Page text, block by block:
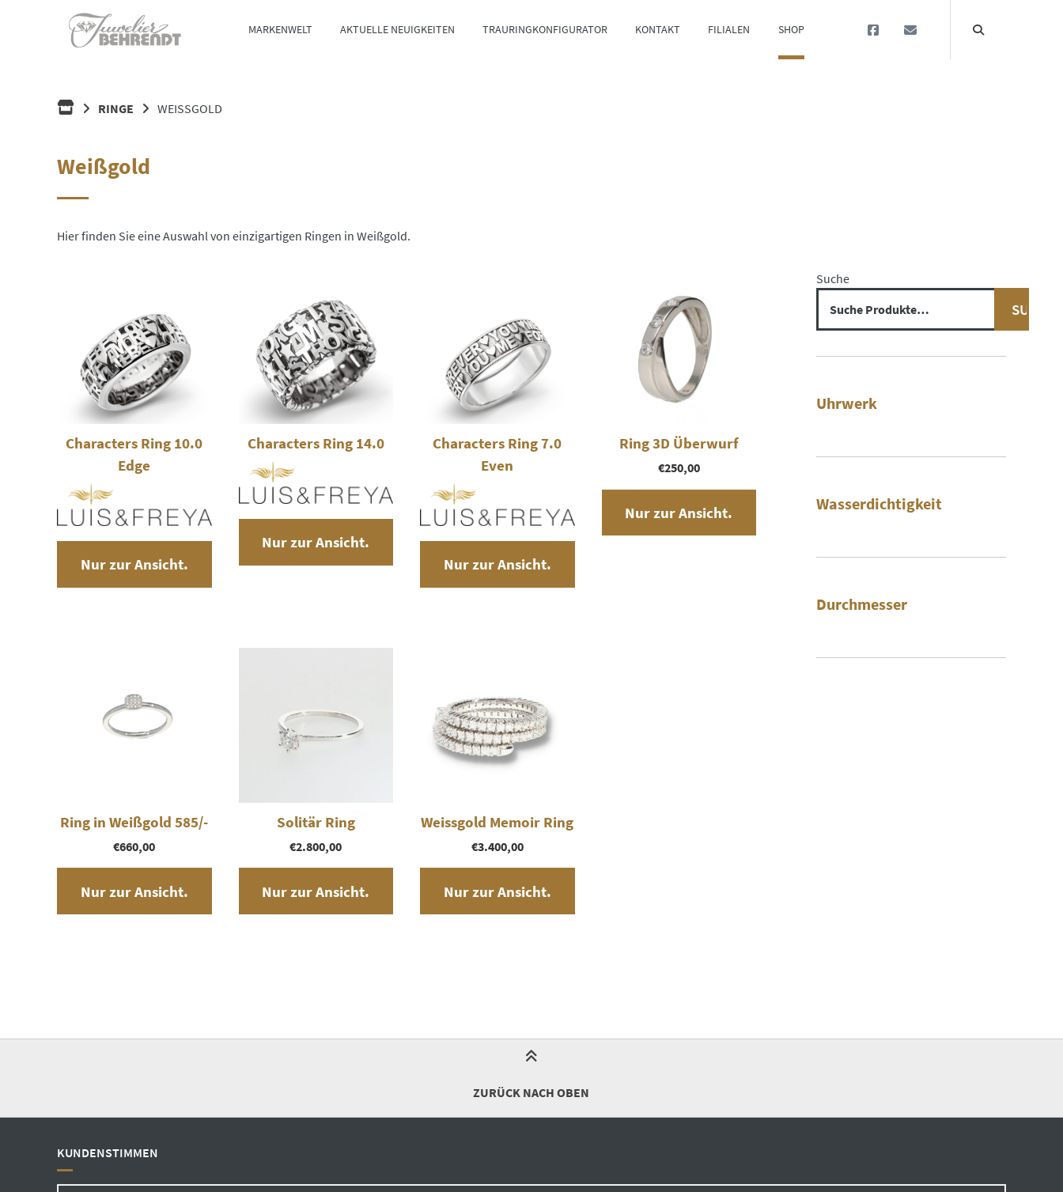
MARKENWELT AKTUELLE NEUIGKEITEN TRAURINGKONFIGURATOR KONTAKT FILIALEN SHOP
HOMERINGE WEISSGOLD
Weißgold
Hier finden Sie eine Auswahl von einzigartigen Ringen in Weißgold.
Characters Ring 10.0
Edge
Nur zur Ansicht.
Characters Ring 14.0
Nur zur Ansicht.
Characters Ring 7.0
Even
Nur zur Ansicht.
Ring 3D Überwurf
€250,00
Nur zur Ansicht.
Ring in Weißgold 585/-
€660,00
Nur zur Ansicht.
Solitär Ring
€2.800,00
Nur zur Ansicht.
Weissgold Memoir Ring
€3.400,00
Nur zur Ansicht.
Suche
SUCHE
Uhrwerk
Wasserdichtigkeit
Durchmesser
ZURÜCK NACH OBEN
KUNDENSTIMMEN